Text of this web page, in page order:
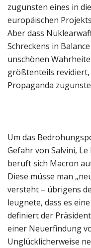
zugunsten eines in
europäischen
Aber dass
Schreckens in
unschönen
größtenteils
Propaganda
Um das
Gefahr von Salvini,
beruft sich Macron
Diese müsse man
versteht – übrigens
leugnete, dass es
definiert der
einer Neuerfindung
Unglücklicherweise